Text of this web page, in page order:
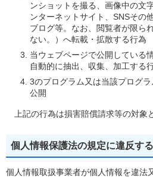
ンショットを撮る、画像中の文
ンターネットサイト、SNSその
ブログ等。なお、閲覧者が限ら
ない。）へ転載・拡散する行為
当ウェブページで公開している
自動的に抽出、収集、加工する
3のプログラム又は当該プログ
公開
上記の行為は損害賠償請求等の対象
個人情報保護法の規定に違反す
個人情報取扱事業者が個人情報を違法